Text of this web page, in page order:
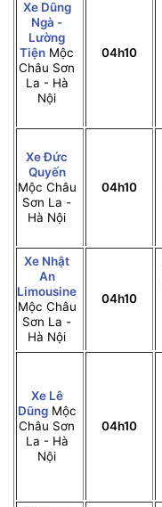
Xe Dũng
Ngà -
Lường
Tiện Mộc
Châu Sơn
La - Hà
Nội
04h10
Xe Đức
Quyến
Mộc Châu
Sơn La -
Hà Nội
04h10
Xe Nhật
An
Limousine
Mộc Châu
Sơn La -
Hà Nội
04h10
Xe Lê
DũngMộc
Châu Sơn
La - Hà
Nội
04h10